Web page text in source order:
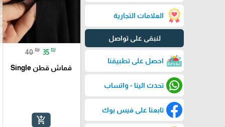
العلامات التجارية
لنبقى على تواصل
احصل على تطبيقنا
تحدث الينا - واتساب
تابعنا على فيس بوك
40 ₪ 35 ₪
قماش قطن Single
add_shopping_cart